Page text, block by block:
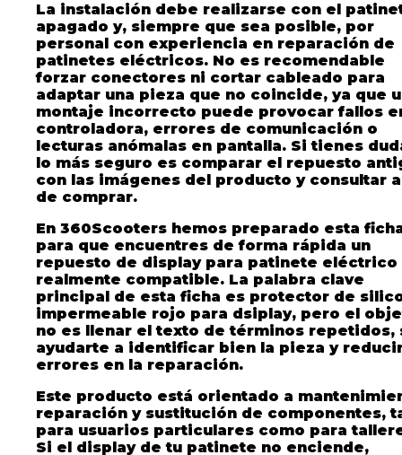
La instalación debe realizarse con el
apagado y, siempre que sea posible, por
personal con experiencia en reparación de
patinetes eléctricos. No es recomendable
forzar conectores ni cortar cableado para
adaptar una pieza que no coincide, ya que
montaje incorrecto puede provocar fallos
controladora, errores de comunicación o
lecturas anómalas en pantalla. Si tienes
lo más seguro es comparar el repuesto
con las imágenes del producto y consultar
de comprar.
En 360Scooters hemos preparado esta
para que encuentres de forma rápida un
repuesto de display para patinete eléctrico
realmente compatible. La palabra clave
principal de esta ficha es protector de
impermeable rojo para dsiplay, pero el
no es llenar el texto de términos repetidos,
ayudarte a identificar bien la pieza y
errores en la reparación.
Este producto está orientado a
reparación y sustitución de componentes,
para usuarios particulares como para
Si el display de tu patinete no enciende,